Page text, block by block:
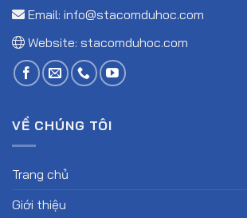
Email: info@stacomduhoc.com
Website: stacomduhoc.com
VỀ CHÚNG TÔI
Trang chủ
Giới thiệu